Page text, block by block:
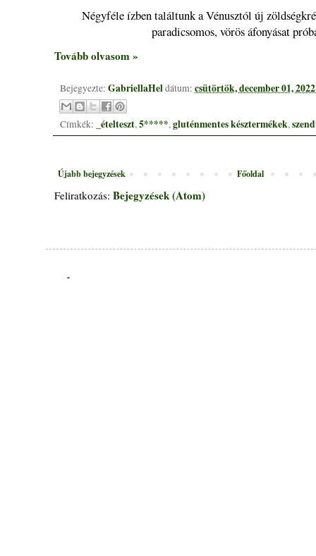
Négyféle ízben találtunk a Vénusztól új
paradicsomos, vörös áfonyásat
Tovább olvasom »
Bejegyezte: GabriellaHeldátum: csütörtök, december 01, 2022
Címkék: _ételteszt,5*****,gluténmentes késztermékek,
Újabb bejegyzések Főoldal
Feliratkozás: Bejegyzések (Atom)
-